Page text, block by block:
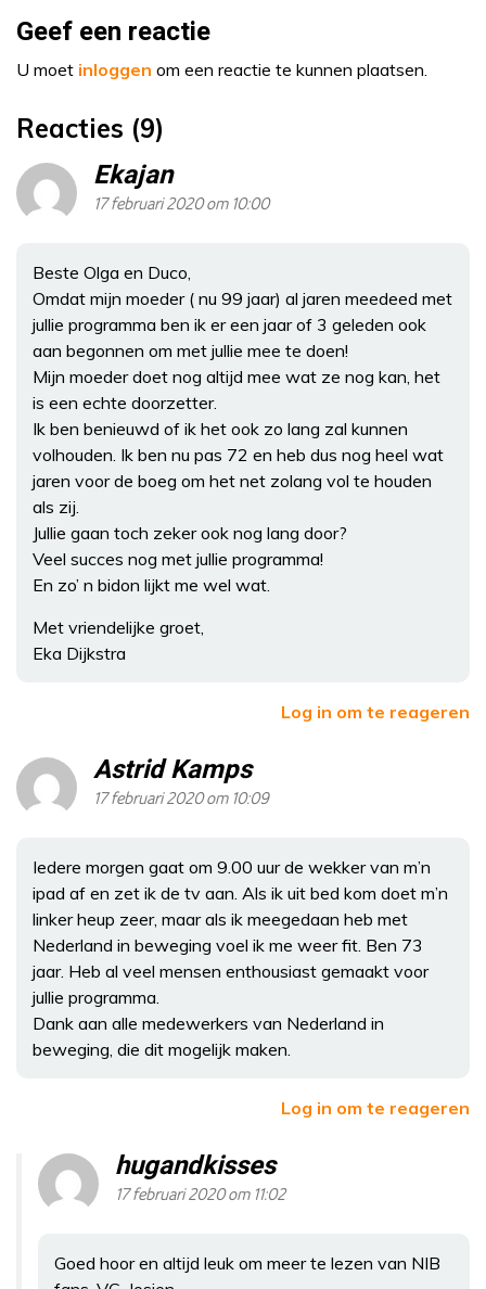
Geef een reactie
U moet inloggen om een reactie te kunnen plaatsen.
Reacties (9)
Ekajan
17 februari 2020 om 10:00
Beste Olga en Duco,
Omdat mijn moeder ( nu 99 jaar) al jaren meedeed met
jullie programma ben ik er een jaar of 3 geleden ook
aan begonnen om met jullie mee te doen!
Mijn moeder doet nog altijd mee wat ze nog kan, het
is een echte doorzetter.
Ik ben benieuwd of ik het ook zo lang zal kunnen
volhouden. Ik ben nu pas 72 en heb dus nog heel wat
jaren voor de boeg om het net zolang vol te houden
als zij.
Jullie gaan toch zeker ook nog lang door?
Veel succes nog met jullie programma!
En zo’ n bidon lijkt me wel wat.
Met vriendelijke groet,
Eka Dijkstra
Log in om te reageren
Astrid Kamps
17 februari 2020 om 10:09
Iedere morgen gaat om 9.00 uur de wekker van m’n
ipad af en zet ik de tv aan. Als ik uit bed kom doet m’n
linker heup zeer, maar als ik meegedaan heb met
Nederland in beweging voel ik me weer fit. Ben 73
jaar. Heb al veel mensen enthousiast gemaakt voor
jullie programma.
Dank aan alle medewerkers van Nederland in
beweging, die dit mogelijk maken.
Log in om te reageren
hugandkisses
17 februari 2020 om 11:02
Goed hoor en altijd leuk om meer te lezen van NIB